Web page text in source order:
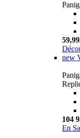
new
104
En